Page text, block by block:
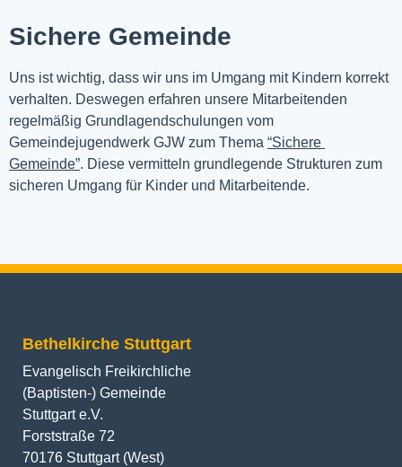
Sichere Gemeinde
Uns ist wichtig, dass wir uns im Umgang mit Kindern korrekt
verhalten. Deswegen erfahren unsere Mitarbeitenden
regelmäßig Grundlagendschulungen vom
Gemeindejugendwerk GJW zum Thema “Sichere
Gemeinde”. Diese vermitteln grundlegende Strukturen zum
sicheren Umgang für Kinder und Mitarbeitende.
Bethelkirche Stuttgart
Evangelisch Freikirchliche
(Baptisten-) Gemeinde
Stuttgart e.V.
Forststraße 72
70176 Stuttgart (West)